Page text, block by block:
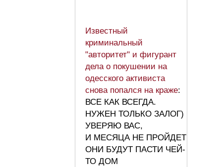
Известный
криминальный
"авторитет" и фигурант
дела о покушении на
одесского активиста
снова попался на краже:
ВСЕ КАК ВСЕГДА.
НУЖЕН ТОЛЬКО ЗАЛОГ)
УВЕРЯЮ ВАС,
И МЕСЯЦА НЕ ПРОЙДЕТ
ОНИ БУДУТ ПАСТИ ЧЕЙ-
ТО ДОМ